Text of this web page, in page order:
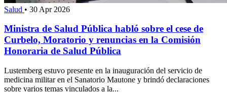
Salud • 30 Apr 2026
Ministra de Salud Pública habló sobre el cese de
Curbelo, Moratorio y renuncias en la Comisión
Honoraria de Salud Pública
Lustemberg estuvo presente en la inauguración del servicio de
medicina militar en el Sanatorio Mautone y brindó declaraciones
sobre varios temas vinculados a la...